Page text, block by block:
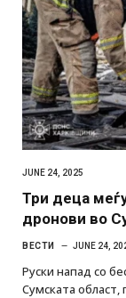
JUNE 24, 2025
Три деца
дронови во
ВЕСТИ JUNE 24,
Руски напад со
Сумската